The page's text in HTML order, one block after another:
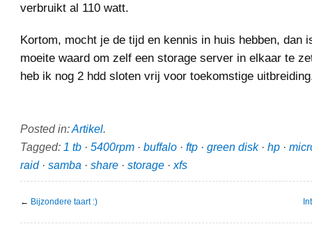
verbruikt al 110 watt.
Kortom, mocht je de tijd en kennis in huis hebben, dan
moeite waard om zelf een storage server in elkaar te
heb ik nog 2 hdd sloten vrij voor toekomstige
Posted in:Artikel.
Tagged: 1 tb · 5400rpm · buffalo · ftp · green disk· hp ·
raid· samba · share · storage · xfs
← Bijzondere taart :)